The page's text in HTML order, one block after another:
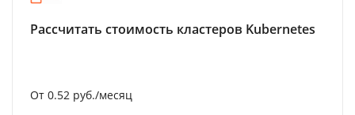
Рассчитать стоимость кластеров Kubernetes
От 0.52 руб./месяц